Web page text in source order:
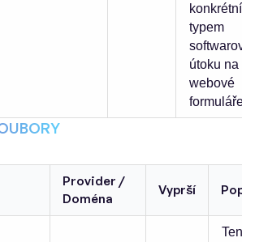
konkrétním
typem
útoku na
webové
formuláře.
Provider /
Doména
Vyprší Popis